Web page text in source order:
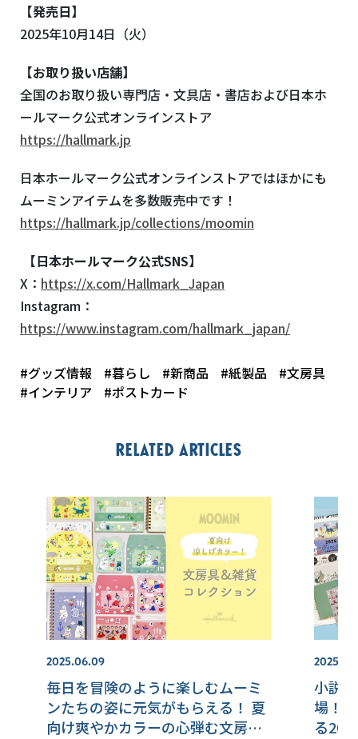
【発売日】
2025年10月14日（火）
【お取り扱い店舗】
全国のお取り扱い専門店・文具店・書店および日本ホ
ールマーク公式オンラインストア
https://hallmark.jp
日本ホールマーク公式オンラインストアではほかにも
ムーミンアイテムを多数販売中です！
https://hallmark.jp/collections/moomin
【日本ホールマーク公式SNS】
X： https://x.com/Hallmark_Japan
Instagram：
https://www.instagram.com/hallmark_japan/
#グッズ情報 #暮らし #新商品 #紙製品
#文房具
#インテリア
#ポストカード
Related articles
2025.06.09
毎日を冒険のように楽しむムーミ
ンたちの姿に元気がもらえる！ 夏
向け爽やかカラーの心弾む文房具
小説
場！
る